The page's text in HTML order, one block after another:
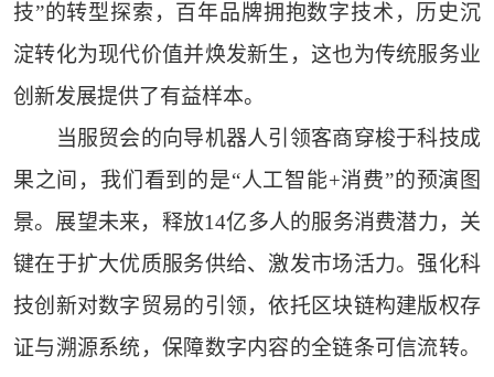
技”的转型探索，百年品牌拥抱数字技术，历史沉
淀转化为现代价值并焕发新生，这也为传统服务业
创新发展提供了有益样本。
当服贸会的向导机器人引领客商穿梭于科技成
果之间，我们看到的是“人工智能+消费”的预演图
景。展望未来，释放14亿多人的服务消费潜力，关
键在于扩大优质服务供给、激发市场活力。强化科
技创新对数字贸易的引领，依托区块链构建版权存
证与溯源系统，保障数字内容的全链条可信流转。